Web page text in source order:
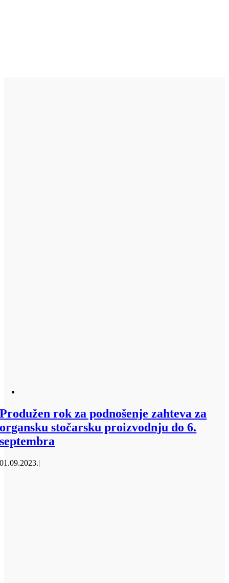
Produžen rok za podnošenje zahteva za
organsku stočarsku proizvodnju do 6.
septembra
01.09.2023.|